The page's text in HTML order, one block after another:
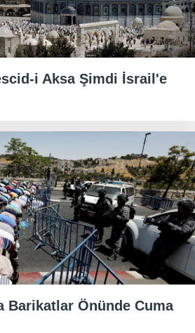
i Aksa Şimdi İsrail'e
Barikatlar Önünde Cuma